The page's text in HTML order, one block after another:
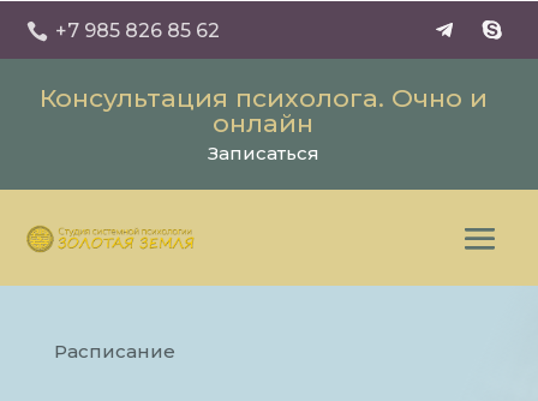
 +7 985 826 85 62
Консультация психолога. Очно и
онлайн
Записаться
Расписание